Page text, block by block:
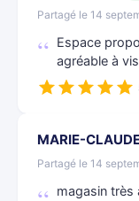
Partagé le 14
Espace
agréable à
MARIE-
Partagé le 14
magasin très